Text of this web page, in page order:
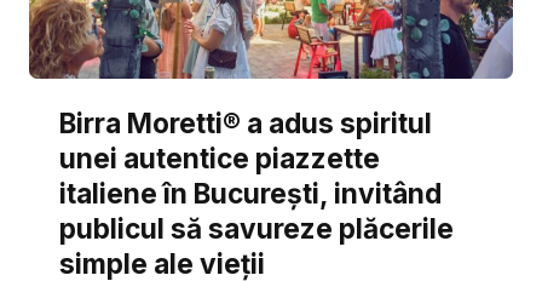
Birra Moretti® a adus spiritul
unei autentice piazzette
italiene în București, invitând
publicul să savureze plăcerile
simple ale vieții